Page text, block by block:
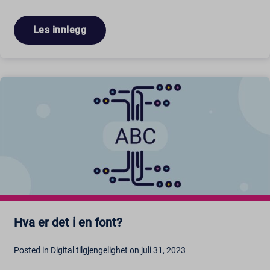
Les innlegg
Hva er det i en font?
Posted in Digital tilgjengelighet on juli 31, 2023
scrly_log_1
wordpressuser_16bb27147dd11b86705fc051b945e04b
_dd_s
_zitok
cbLDBex
wordpresspass_16bb27147dd11b86705fc051b945e04b